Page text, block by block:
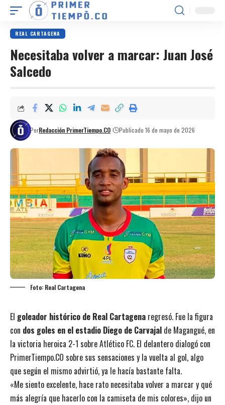
REAL CARTAGENA
Necesitaba volver a marcar: Juan José
Salcedo
PorRedacción PrimerTiempo.CO Publicado 16 de mayo de 2026
Foto: Real Cartagena
El goleador histórico de Real Cartagena regresó. Fue la figura
con dos goles en el estadio Diego de Carvajal de Magangué, en
la victoria heroica 2-1 sobre Atlético FC. El delantero dialogó con
PrimerTiempo.CO sobre sus sensaciones y la vuelta al gol, algo
que según el mismo advirtió, ya le hacía bastante falta.
«Me siento excelente, hace rato necesitaba volver a marcar y qué
más alegría que hacerlo con la camiseta de mis colores», dijo un